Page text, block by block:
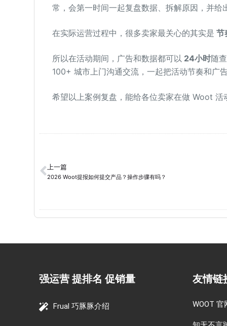
常，会第一时间一起复盘数据、拆解原因，并给
在实际运营过程中，很多卖家最关心的其实是 节
所以在活动期间，广告和数据都可以 24小时随
100+ 城市上门沟通交流，一起把活动节奏和广告
希望以上案例复盘，能给各位卖家在做 Woot 活
上一篇
2026 Woot提报如何提交产品？操作步骤有吗？
强运营 提排名 促销量
Frual 巧豚豚介绍
友情链
WOOT 官